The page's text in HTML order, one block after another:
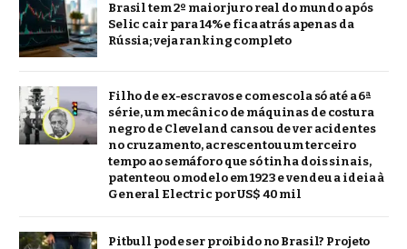
Brasil tem 2º maior juro real do mundo após
Selic cair para 14% e fica atrás apenas da
Rússia; veja ranking completo
Filho de ex-escravos e com escola só até a 6ª
série, um mecânico de máquinas de costura
negro de Cleveland cansou de ver acidentes
no cruzamento, acrescentou um terceiro
tempo ao semáforo que só tinha dois sinais,
patenteou o modelo em 1923 e vendeu a ideia à
General Electric por US$ 40 mil
Pitbull pode ser proibido no Brasil? Projeto